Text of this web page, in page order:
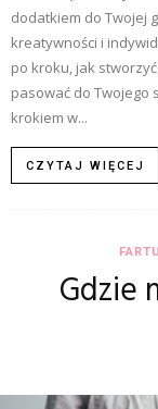
dodatkiem do Twojej
kreatywności i
po kroku, jak
pasować do Twojego
krokiem w...
CZYTAJ WIĘCEJ
Gdzie